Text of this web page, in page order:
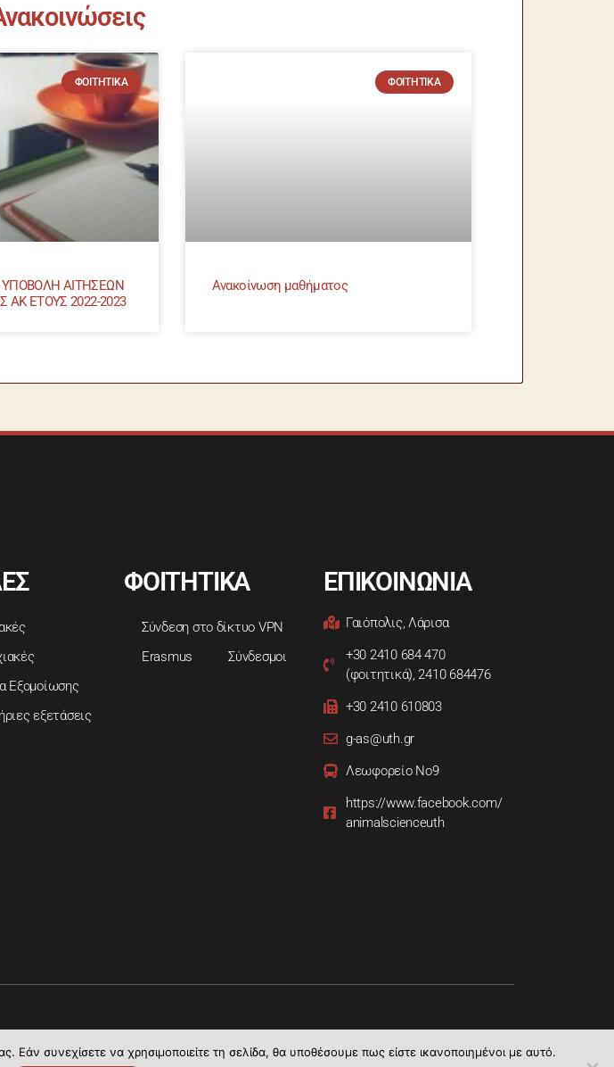
ΦΟΙΤΗΤΙΚΆ
ΥΠΟΒΟΛΗ ΑΙΤΗΣΕΩΝ
ΑΚ ΕΤΟΥΣ 2022-2023
ΦΟΙΤΗΤΙΚΆ
Ανακοίνωση μαθήματος
Εξομοίωσης
εξετάσεις
ΦΟΙΤΗΤΙΚΑ
Σύνδεση στο δίκτυο VPN
Erasmus
Σύνδεσμοι
ΕΠΙΚΟΙΝΩΝΙΑ
Γαιόπολις, Λάρισα
+30 2410 684 470
(φοιτητικά), 2410 684476
+30 2410 610803
g-as@uth.gr
Λεωφορείο Νο9
https://www.facebook.com/
animalscienceuth
Τμήμα Επιστήμης Ζωικής Παραγωγής | Copyright © 2021.
συνεχίσετε να χρησιμοποιείτε τη σελίδα, θα υποθέσουμε πως είστε ικανοποιημένοι με αυτό.